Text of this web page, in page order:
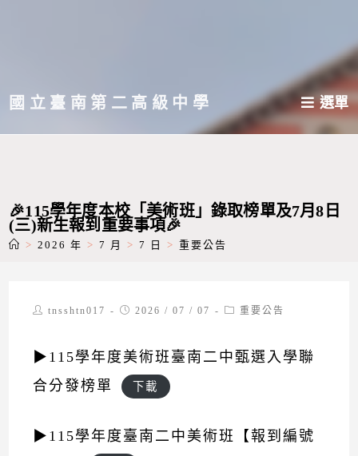
主國立臺南第二高級中學 選單
🎉115學年度本校「美術班」錄取榜單及7月8日
(三)新生報到重要事項🎉
> 2026 年 > 7 月 > 7 日 > 重要公告
Posttnsshtn017
Post2026 / 07 / 07
Post重要公告
▶115學年度美術班臺南二中甄選入學聯
合分發榜單
下載
▶115學年度臺南二中美術班【報到編號